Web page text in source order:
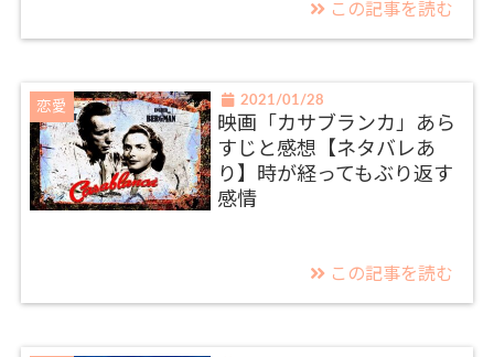
この記事を読む
恋愛 2021/01/28
映画「カサブランカ」あら
すじと感想【ネタバレあ
り】時が経ってもぶり返す
感情
この記事を読む